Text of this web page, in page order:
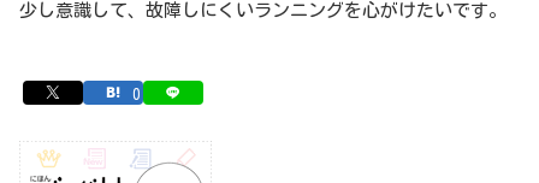
少し意識して、故障しにくいランニングを心がけたいです。
0